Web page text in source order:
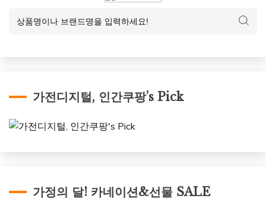
가전디지털, 인간쿠팡’s Pick
가정의 달! 카네이션&선물 SALE